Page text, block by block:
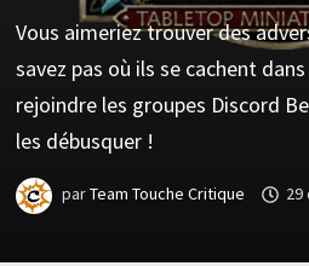
Vous aimeriez trouver des
savez pas où ils se cachent
rejoindre les groupes Discord
les débusquer !
parTeam Touche Critique 29